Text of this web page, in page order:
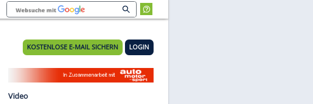
KOSTENLOSE E-MAIL SICHERN